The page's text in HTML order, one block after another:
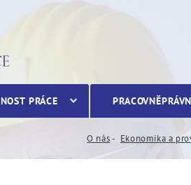
majetku
PRÁCE
O nás Ekonomika a